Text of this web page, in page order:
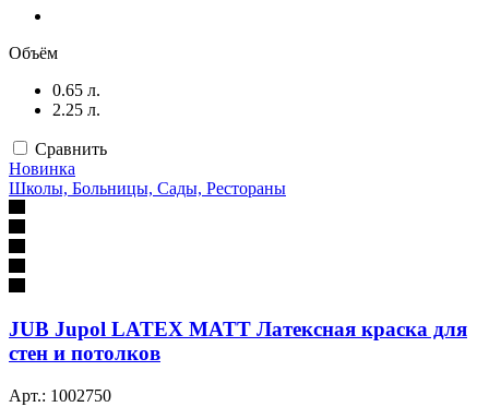
Объём
0.65 л.
2.25 л.
Сравнить
Новинка
Школы, Больницы, Сады, Рестораны
JUB Jupol LATEX MATT Латексная краска для
стен и потолков
Арт.: 1002750